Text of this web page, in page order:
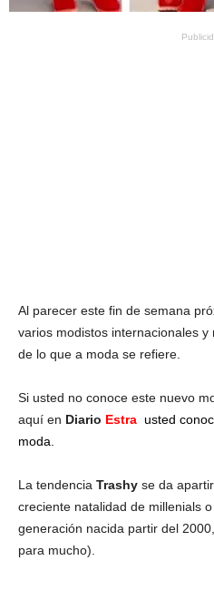
Al parecer este fin de semana
varios modistos internacionales
de lo que a moda se refiere.
Si usted no conoce este nuevo
aquí en Diario Estra usted
moda.
La tendencia Trashy se da
creciente natalidad de millenials
generación nacida partir del
para mucho).